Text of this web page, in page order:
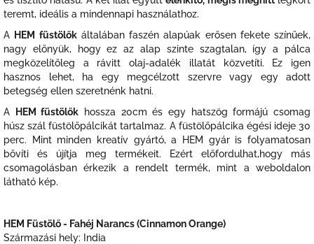
teremt, ideális a mindennapi használathoz.
A HEM füstölőkáltalában faszén alapúak erősen fekete színűek,
nagy előnyük, hogy ez az alap szinte szagtalan, így a pálca
megközelítőleg a rávitt olaj-adalék illatát közvetíti. Ez igen
hasznos lehet, ha egy megcélzott szervre vagy egy adott
betegség ellen szeretnénk hatni.
A
HEM füstölők hossza 20cm és egy hatszög formájú csomag
húsz szál füstölőpálcikát tartalmaz. A füstölőpálcika égési ideje 30
perc. Mint minden kreatív gyártó, a HEM gyár is folyamatosan
bővíti és újítja meg termékeit. Ezért előfordulhat,hogy más
csomagolásban érkezik a rendelt termék, mint a weboldalon
látható kép.
HEM Füstölő - Fahéj Narancs (Cinnamon Orange)
Származási hely: India